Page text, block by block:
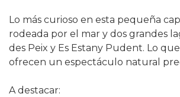
Lo más curioso en esta pequeña
rodeada por el mar y dos grandes
des Peix y Es Estany Pudent. Lo
ofrecen un espectáculo natural
A destacar: